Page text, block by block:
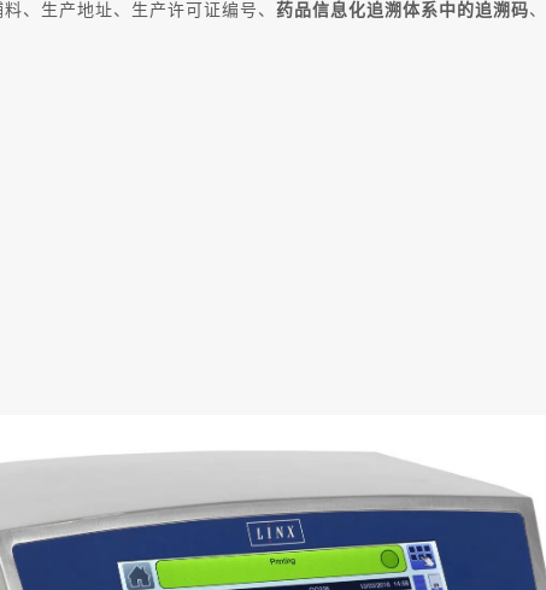
、生产地址、生产许可证编号、 药品信息化追溯体系中的追溯码、